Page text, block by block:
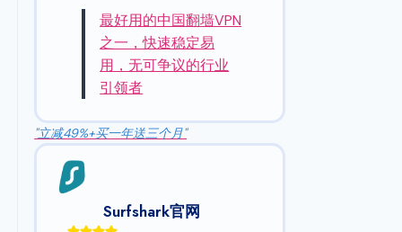
最好用的中国翻墙VPN
之一，快速稳定易
用，无可争议的行业
引领者
"立减49%+买一年送三个月"
Surfshark官网